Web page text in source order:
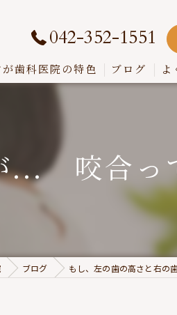
042-352-1551
が歯科医院の特色 ブログ よ
... 咬合っ
ブログ もし、左の歯の高さと右の